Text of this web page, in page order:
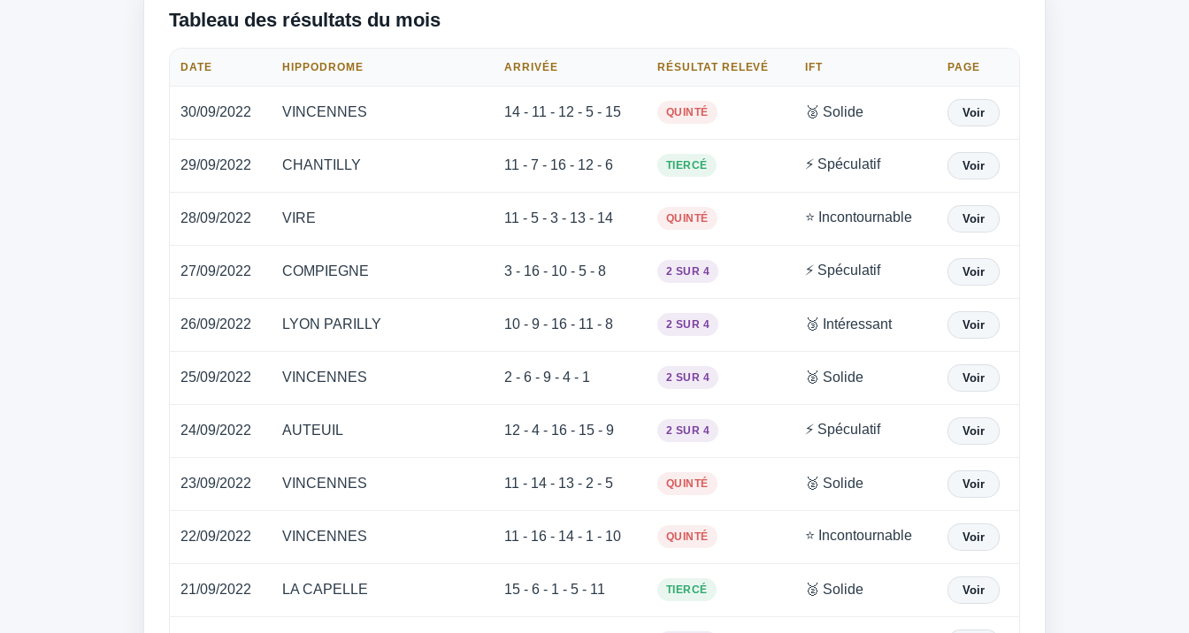
Tableau des résultats du mois
DATE HIPPODROME ARRIVÉE RÉSULTAT RELEVÉ IFT PAGE
30/09/2022 VINCENNES 14 - 11 - 12 - 5 - 15 QUINTÉ 🥈 Solide Voir
29/09/2022 CHANTILLY 11 - 7 - 16 - 12 - 6 TIERCÉ ⚡ Spéculatif Voir
28/09/2022 VIRE 11 - 5 - 3 - 13 - 14 QUINTÉ ⭐ Incontournable Voir
27/09/2022 COMPIEGNE 3 - 16 - 10 - 5 - 8 2 SUR 4 ⚡ Spéculatif Voir
26/09/2022 LYON PARILLY 10 - 9 - 16 - 11 - 8 2 SUR 4 🥉 Intéressant Voir
25/09/2022 VINCENNES 2 - 6 - 9 - 4 - 1 2 SUR 4 🥈 Solide Voir
24/09/2022 AUTEUIL 12 - 4 - 16 - 15 - 9 2 SUR 4 ⚡ Spéculatif Voir
23/09/2022 VINCENNES 11 - 14 - 13 - 2 - 5 QUINTÉ 🥈 Solide Voir
22/09/2022 VINCENNES 11 - 16 - 14 - 1 - 10 QUINTÉ ⭐ Incontournable Voir
21/09/2022 LA CAPELLE 15 - 6 - 1 - 5 - 11 TIERCÉ 🥈 Solide Voir